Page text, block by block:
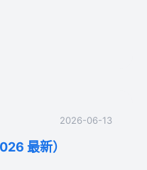
2026-06-13
最新）